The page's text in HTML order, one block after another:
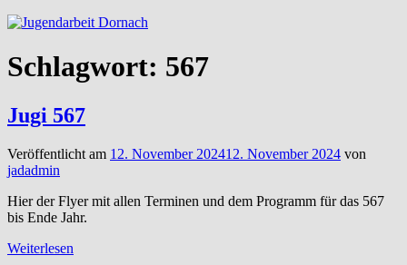
Schlagwort: 567
Jugi 567
Veröffentlicht am 12. November 202412. November 2024 von
jadadmin
Hier der Flyer mit allen Terminen und dem Programm für das 567
bis Ende Jahr.
Weiterlesen